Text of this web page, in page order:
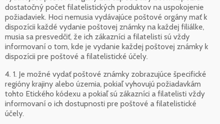
dostatočný počet filatelistických produktov na uspokojenie
požiadaviek. Hoci nemusia vydávajúce poštové orgány mať k
dispozícii každé vydanie poštovej známky na každej filiálke,
musia sa presvedčiť, že ich zákazníci a filatelisti sú vždy
informovaní o tom, kde je vydanie každej poštovej známky k
dispozícii pre poštové a filatelistické účely.
4. 1. Je možné vydať poštové známky zobrazujúce špecifické
regióny krajiny alebo územia, pokiaľ vyhovujú požiadavkám
tohto Etického kódexu a pokiaľ sú zákazníci a filatelisti vždy
informovaní o ich dostupnosti pre poštové a filatelistické
účely.